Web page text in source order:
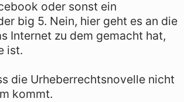
oder sonst ein
big 5. Nein, hier geht es an die
Internet zu dem gemacht hat,
ist.
die Urheberrechtsnovelle nicht
kommt.